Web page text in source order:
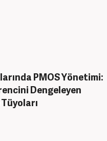
PMOS Yönetimi:
Dengeleyen